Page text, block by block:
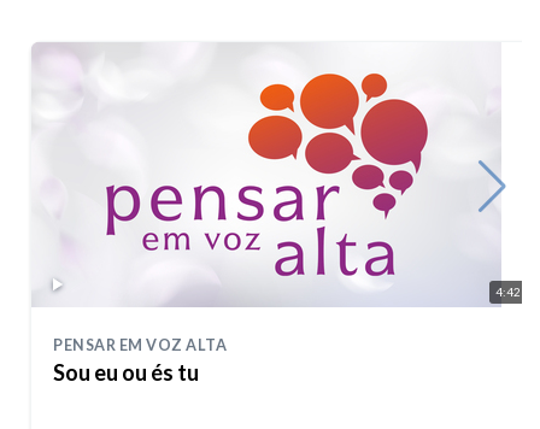
4:42
PENSAR EM VOZ ALTA
Sou eu ou és tu